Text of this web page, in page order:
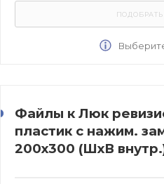
Файлы к Люк
пластик с нажим.
200х300 (ШхВ